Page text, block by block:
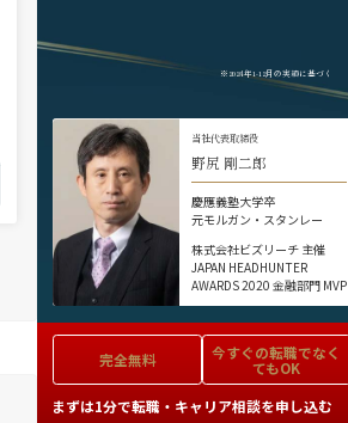
※2024年1-12月の実績に基づく
当社代表取締役
野尻 剛二郎
慶應義塾大学卒
元モルガン・スタンレー
株式会社ビズリーチ 主催
JAPAN HEADHUNTER
AWARDS 2020 金融部門 MVP
完全無料 今すぐの転職でなく
てもOK
まずは1分で転職・キャリア相談を申し込む